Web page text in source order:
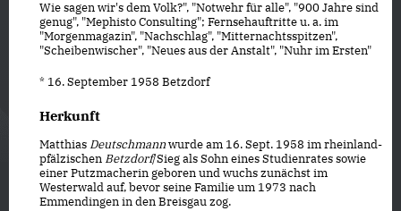
Wie sagen wir's dem Volk?", "Notwehr für alle", "900 Jahre sind
genug", "Mephisto Consulting"; Fernsehauftritte u. a. im
"Morgenmagazin", "Nachschlag", "Mitternachtsspitzen",
"Scheibenwischer", "Neues aus der Anstalt", "Nuhr im Ersten"
* 16. September 1958 Betzdorf
Herkunft
MatthiasDeutschmannwurde am 16. Sept. 1958 im rheinland-
pfälzischenBetzdorf/Sieg als Sohn eines Studienrates sowie
einer Putzmacherin geboren und wuchs zunächst im
Westerwald auf, bevor seine Familie um 1973 nach
Emmendingen in den Breisgau zog.